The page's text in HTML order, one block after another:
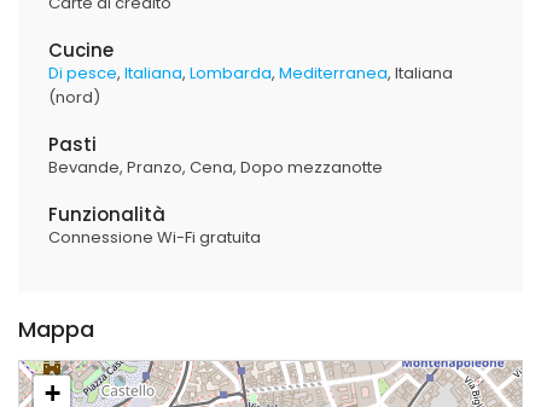
Cucine
Di pesce Italiana Lombarda Mediterranea Italiana
(nord)
Pasti
Bevande Pranzo Cena Dopo mezzanotte
Funzionalità
Connessione Wi-Fi gratuita
Mappa
+